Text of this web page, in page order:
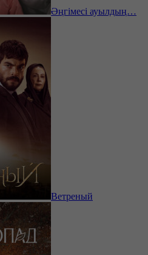
Әңгімесі ауылдың…
Ветреный